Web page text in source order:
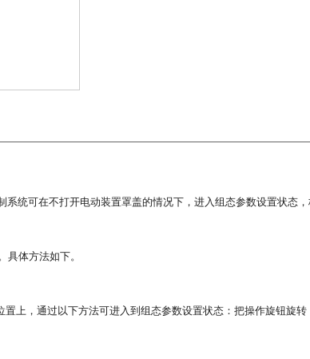
系统可在不打开电动装置罩盖的情况下，进入组态参数设置状态
具体方法如下。
上，通过以下方法可进入到组态参数设置状态：把操作旋钮旋转